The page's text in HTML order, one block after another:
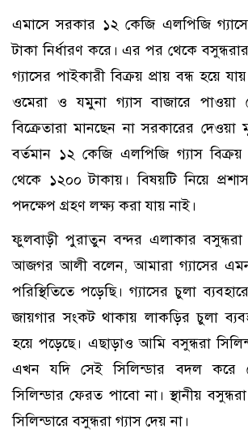
এমাসে সরকার ১২ কেজি এলপিজি
টাকা নির্ধারণ করে। এর পর থেকে
গ্যাসের পাইকারী বিক্রয় প্রায় বন্ধ হয়ে
ওমেরা ও যমুনা গ্যাস বাজারে পাওয়া
বিক্রেতারা মানছেন না সরকারের দেওয়া
বর্তমান ১২ কেজি এলপিজি গ্যাস
থেকে ১২০০ টাকায়। বিষয়টি নিয়ে
পদক্ষেপ গ্রহণ লক্ষ্য করা যায় নাই।
ফুলবাড়ী পুরাতুন বন্দর এলাকার বসুন্ধরা
আজগর আলী বলেন, আমারা গ্যাসের
পরিস্থিতিতে পড়েছি। গ্যাসের চুলা
জায়গার সংকট থাকায় লাকড়ির চুলা
হয়ে পড়েছে। এছাড়াও আমি বসুন্ধরা
এখন যদি সেই সিলিন্ডার বদল করে
সিলিন্ডার ফেরত পাবো না। স্থানীয়
সিলিন্ডারে বসুন্ধরা গ্যাস দেয় না।